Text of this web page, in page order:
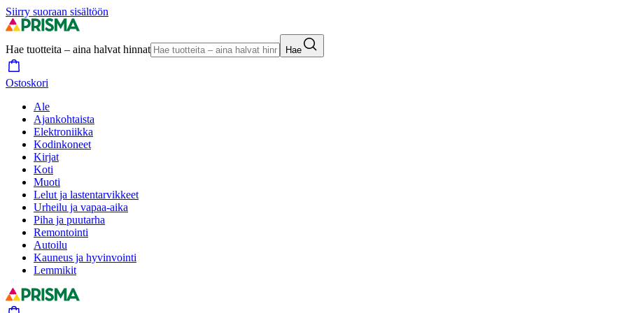
Siirry suoraan sisältöön
Hae tuotteita – aina halvat hinnat Hae
Ostoskori
Ale
Ajankohtaista
Elektroniikka
Kodinkoneet
Kirjat
Koti
Muoti
Lelut ja lastentarvikkeet
Urheilu ja vapaa-aika
Piha ja puutarha
Remontointi
Autoilu
Kauneus ja hyvinvointi
Lemmikit